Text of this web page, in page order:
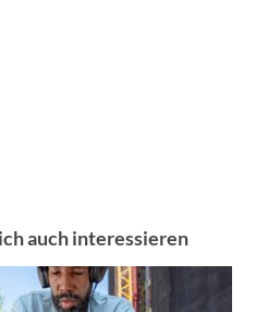
auch interessieren